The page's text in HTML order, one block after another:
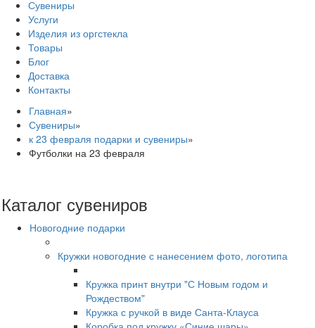
Сувениры
Услуги
Изделия из оргстекла
Товары
Блог
Доставка
Контакты
Главная»
Сувениры»
к 23 февраля подарки и сувениры»
Футболки на 23 февраля
Каталог сувениров
Новогодние подарки
Кружки новогодние с нанесением фото, логотипа
Кружка принт внутри "С Новым годом и
Рождеством"
Кружка с ручкой в виде Санта-Клауса